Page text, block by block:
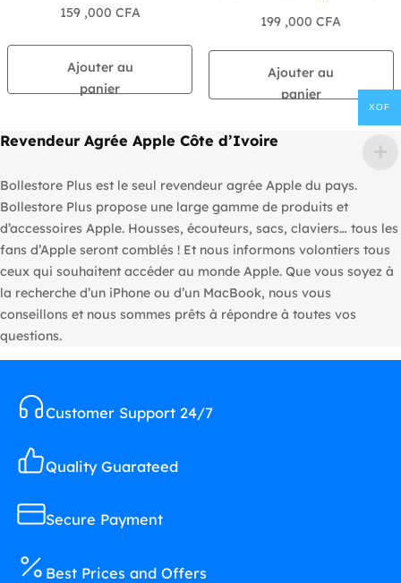
159 ,000 CFA
Ajouter au
panier
199 ,000CFA
Ajouter au
panier
Revendeur Agrée Apple Côte d’Ivoire
Bollestore Plus est le seul revendeur agrée Apple du pays.
Bollestore Plus propose une large gamme de produits et
d’accessoires Apple. Housses, écouteurs, sacs, claviers… tous les
fans d’Apple seront comblés ! Et nous informons volontiers tous
ceux qui souhaitent accéder au monde Apple. Que vous soyez à
la recherche d’un iPhone ou d’un MacBook, nous vous
conseillons et nous sommes prêts à répondre à toutes vos
questions.
Customer Support 24/7
Quality Guarateed
Secure Payment
Best Prices and Offers
XOF